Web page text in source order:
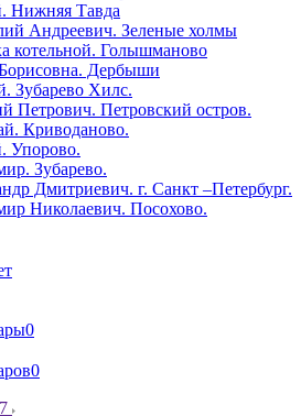
Нижняя Тавда
Андреевич. Зеленые холмы
котельной. Голышманово
Дербыши
Зубарево Хилс.
Петрович. Петровский остров.
Криводаново.
Упорово.
Зубарево.
Дмитриевич. г. Санкт –Петербург.
Николаевич. Посохово.
0
0